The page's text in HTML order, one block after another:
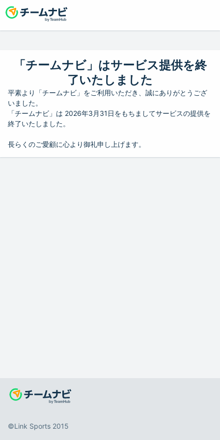
「チームナビ」はサービス提供を終
了いたしました
平素より「チームナビ」をご利用いただき、誠にありがとうござ
いました。
「チームナビ」は 2026年3月31日をもちましてサービスの提供を
終了いたしました。
長らくのご愛顧に心より御礼申し上げます。
©️Link Sports 2015